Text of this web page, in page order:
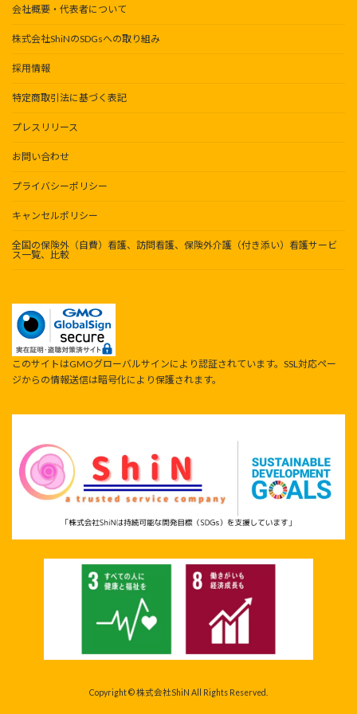
会社概要・代表者について
株式会社ShiNのSDGsへの取り組み
採用情報
特定商取引法に基づく表記
プレスリリース
お問い合わせ
プライバシーポリシー
キャンセルポリシー
全国の保険外（自費）看護、訪問看護、保険外介護（付き添い）看護サービ
ス一覧、比較
このサイトはGMOグローバルサインにより認証されています。SSL対応ペー
ジからの情報送信は暗号化により保護されます。
Copyright © 株式会社ShiN All Rights Reserved.